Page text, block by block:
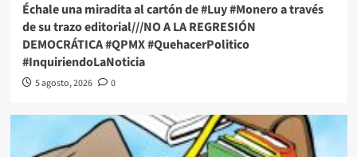
Échale una miradita al cartón de #Luy #Monero a través
de su trazo editorial///NO A LA REGRESIÓN
DEMOCRÁTICA #QPMX #QuehacerPolitico
#InquiriendoLaNoticia
5 agosto, 2026 0